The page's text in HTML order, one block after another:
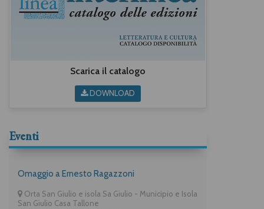
Scarica il catalogo
DOWNLOAD
Eventi
Omaggio a Ernesto Ragazzoni
Orta San Giulio e isola Sa Giulio - Municipio e Isola
San Giulio Casa Tallone